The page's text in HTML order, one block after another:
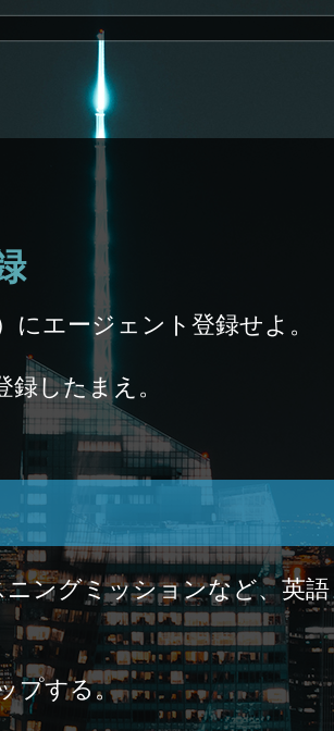
にエージェント登録せよ。
録したまえ。
ングミッションなど、英語
プする。